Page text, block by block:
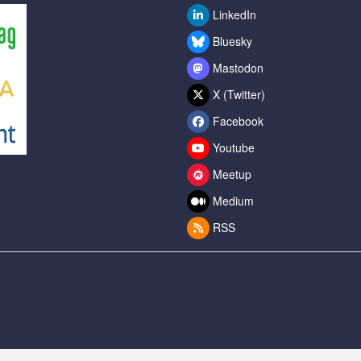
LinkedIn
Bluesky
Mastodon
X (Twitter)
Facebook
Youtube
Meetup
Medium
RSS